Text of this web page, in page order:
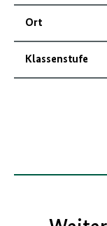
Ort
Klassenstufe